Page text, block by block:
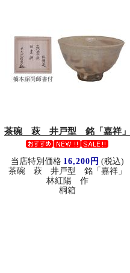
茶碗 萩 井戸型 銘「嘉祥」
当店特別価格 16,200円 (税込)
茶碗 萩 井戸型 銘「嘉祥」
林紅陽 作
桐箱